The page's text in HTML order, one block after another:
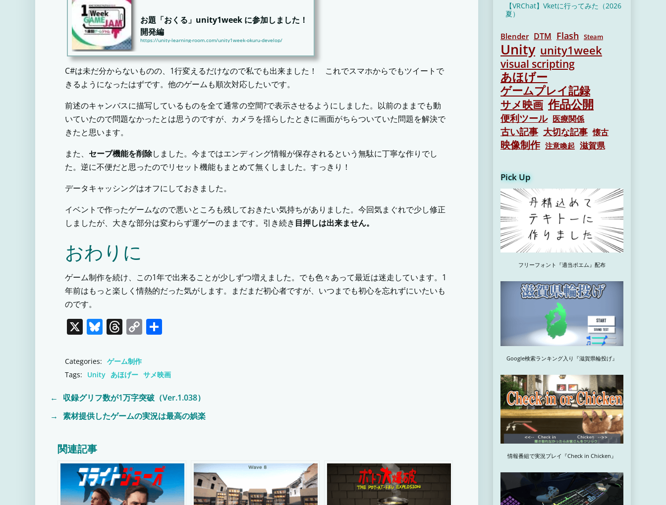
お題「おくる」unity1week に参加しました！
開発編
https://unity-learning-room.com/unity1week-okuru-develop/
こんにちは、 フーシャ です。今回は前回の記事に続いてお題「おく
る」のunity1weekに参加した話、第2弾...
C#は未だ分からないものの、1行変えるだけなので私でも出来ました！ これでスマホからでもツイートで
きるようになったはずです。他のゲームも順次対応したいです。
前述のキャンバスに描写しているものを全て通常の空間?で表示させるようにしました。以前のままでも動
いていたので問題なかったとは思うのですが、カメラを揺らしたときに画面がちらついていた問題を解決で
きたと思います。
また、 セーブ機能を削除しました。今まではエンディング情報が保存されるという無駄に丁寧な作りでし
た。逆に不便だと思ったのでリセット機能もまとめて無くしました。すっきり！
データキャッシングはオフにしておきました。
イベントで作ったゲームなので悪いところも残しておきたい気持ちがありました。今回気まぐれで少し修正
しましたが、大きな部分は変わらず運ゲーのままです。引き続き 目押しは出来ません。
おわりに
ゲーム制作を続け、この1年で出来ることが少しずつ増えました。でも色々あって最近は迷走しています。1
年前はもっと楽しく情熱的だった気がします。まだまだ初心者ですが、いつまでも初心を忘れずにいたいも
のです。
X Bluesky
Threads
Copy
Categories: ゲーム制作
Tags:
Unity あほげー サメ映画
Post
← 収録グリフ数が1万字突破（Ver.1.038）
Post
navigation
→ 素材提供したゲームの実況は最高の娯楽
関連記事
【VRChat】Vketに行ってみた（2026
夏）
Blender DTM Flash Steam
Unity unity1week
visual scripting
あほげー
ゲームプレイ記録
サメ映画 作品公開
便利ツール 医療関係
古い記事 大切な記事 懐古
映像制作 注意喚起 滋賀県
Pick Up
フリーフォント『適当ポエム』配布
Google検索ランキング入り『滋賀県輪投げ』
情報番組で実況プレイ『Check in Chicken』